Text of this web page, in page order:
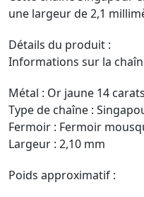
h
o
g
h
1
une largeur de 2,1
Détails du produit :
Informations sur la
Métal : Or jaune 14 carats
Type de chaîne :
Fermoir : Fermoir
Largeur : 2,10 mm
Poids approximatif :